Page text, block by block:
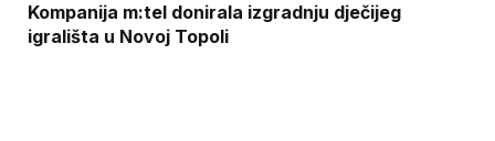
Kompanija m:tel donirala izgradnju dječijeg
igrališta u Novoj Topoli